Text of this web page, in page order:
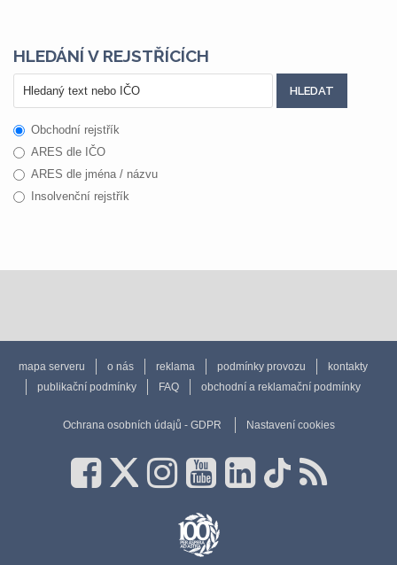
HLEDÁNÍ V REJSTŘÍCÍCH
Obchodní rejstřík
ARES dle IČO
ARES dle jména / názvu
Insolvenční rejstřík
mapa serveru o nás reklama podmínky provozu
kontakty
publikační podmínky
FAQ obchodní a reklamační podmínky
Ochrana osobních údajů - GDPR Nastavení cookies